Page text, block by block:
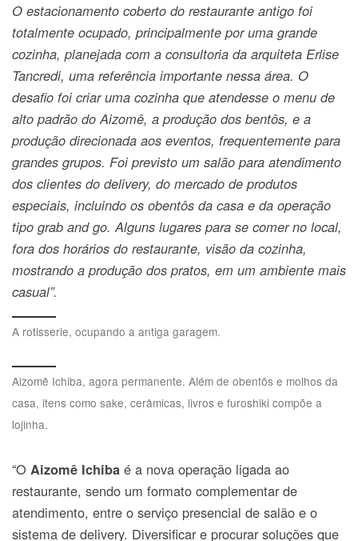
O estacionamento coberto do restaurante antigo foi
totalmente ocupado, principalmente por uma grande
cozinha, planejada com a consultoria da arquiteta Erlise
Tancredi, uma referência importante nessa área. O
desafio foi criar uma cozinha que atendesse o menu de
alto padrão do Aizomê, a produção dos bentôs, e a
produção direcionada aos eventos, frequentemente para
grandes grupos. Foi previsto um salão para atendimento
dos clientes do delivery, do mercado de produtos
especiais, incluindo os obentôs da casa e da operação
tipo grab and go.Alguns lugares para se comer no local,
fora dos horários do restaurante, visão da cozinha,
mostrando a produção dos pratos, em um ambiente mais
casual”.
A rotisserie, ocupando a antiga garagem.
Aizomê Ichiba, agora permanente. Além de obentôs e molhos da
casa, itens como sake, cerâmicas, livros e furoshiki compõe a
lojinha.
“O Aizomê Ichiba é a nova operação ligada ao
restaurante, sendo um formato complementar de
atendimento, entre o serviço presencial de salão e o
sistema de delivery. Diversificar e procurar soluções que